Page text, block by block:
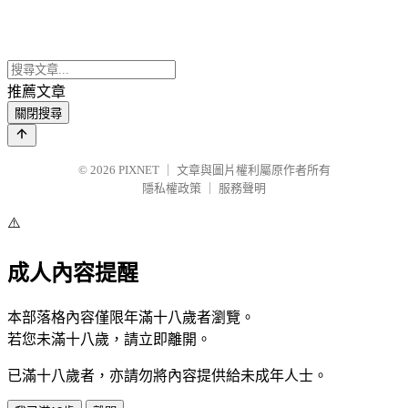
推薦文章
關閉搜尋
© 2026 PIXNET
文章與圖片權利屬原作者所有
隱私權政策
服務聲明
⚠️
成人內容提醒
本部落格內容僅限年滿十八歲者瀏覽。
若您未滿十八歲，請立即離開。
已滿十八歲者，亦請勿將內容提供給未成年人士。